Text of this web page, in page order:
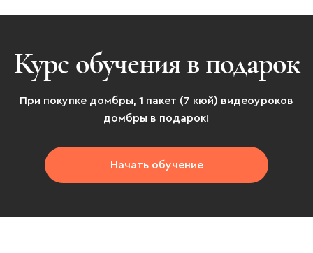
Курс обучения в подарок
При покупке домбры, 1 пакет (7 кюй) видеоуроков
домбры в подарок!
Начать обучение